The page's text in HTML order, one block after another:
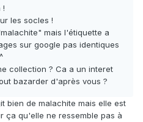
!
les socles !
mais l'étiquette a
sur google pas identiques
collection ? Ca a un interet
bazarder d'après vous ?
bien de malachite mais elle est
ça qu'elle ne ressemble pas à